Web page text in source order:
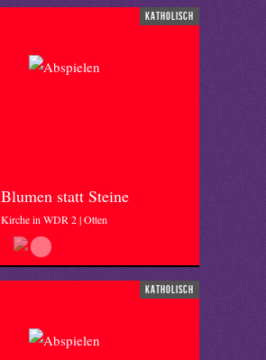
katholisch
Blumen statt Steine
Kirche in WDR 2 | Otten
katholisch